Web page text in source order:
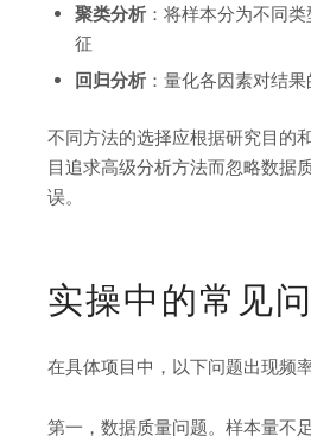
聚类分析：将样本分为不同
征
回归分析：量化各因素对结
不同方法的选择应根据研究目的
目追求高级分析方法而忽略数据
误。
实操中的常见
在具体项目中，以下问题出现频
第一，数据质量问题。样本量不